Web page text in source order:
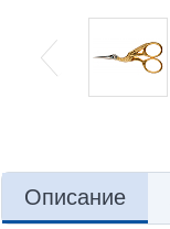
Описание